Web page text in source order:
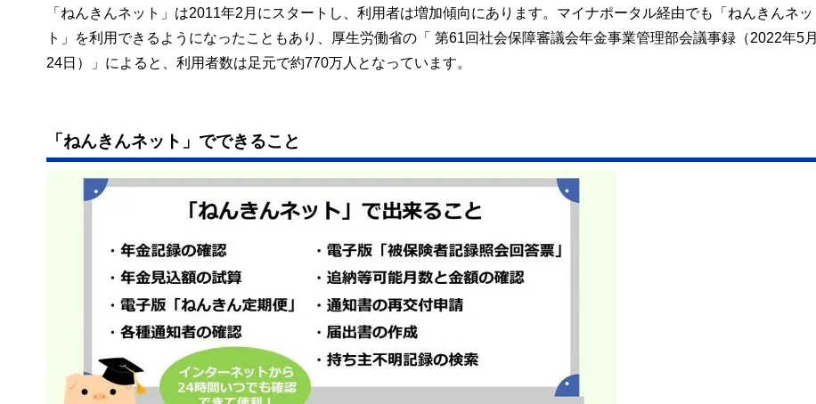
「ねんきんネット」は2011年2月にスタートし、利用者は増加傾向にあります。マイナポータル経由でも「ねんきんネッ
ト」を利用できるようになったこともあり、厚生労働省の「 第61回社会保障審議会年金事業管理部会議事録（2022年5月
24日）」によると、利用者数は足元で約770万人となっています。
「ねんきんネット」でできること